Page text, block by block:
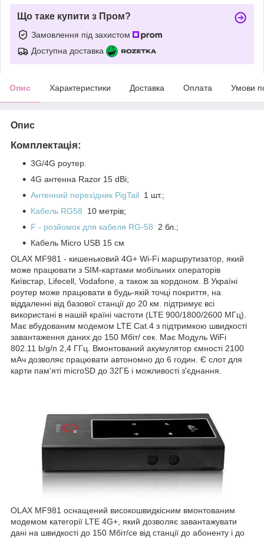
Що таке купити з Пром?
Замовлення під захистом
Доступна доставка
Опис Характеристики Доставка Оплата Умови
Опис
Комплектація:
3G/4G роутер;
4G антенна Razor 15 dBi;
Антенний перехідник PigTail 1 шт.;
Кабель RG58 10 метрів;
F - розйомок для кабеля RG-58 2 бл.;
Кабель Micro USB 15 см
OLAX MF981 - кишеньковий 4G+ Wi-Fi маршрутизатор, який
може працювати з SIM-картами мобільних операторів
Київстар, Lifecell, Vodafone, а також за кордоном. В Україні
роутер може працювати в будь-якій точці покриття, на
віддаленні від базової станції до 20 км. підтримує всі
використані в нашій країні частоти (LTE 900/1800/2600 МГц).
Має вбудованим модемом LTE Cat.4 з підтримкою швидкості
завантаження даних до 150 Мбіт/ сек. Має Модуль WiFi
802.11 b/g/n 2,4 ГГц. Вмонтований акумулятор ємності 2100
мАч дозволяє працювати автономно до 6 годин. Є слот для
карти пам'яті microSD до 32ГБ і можливості з'єднання.
OLAX MF981 оснащений високошвидкісним вмонтованим
модемом категорії LTE 4G+, який дозволяє завантажувати
дані на швидкості до 150 Мбіт/се від станції до абоненту і до